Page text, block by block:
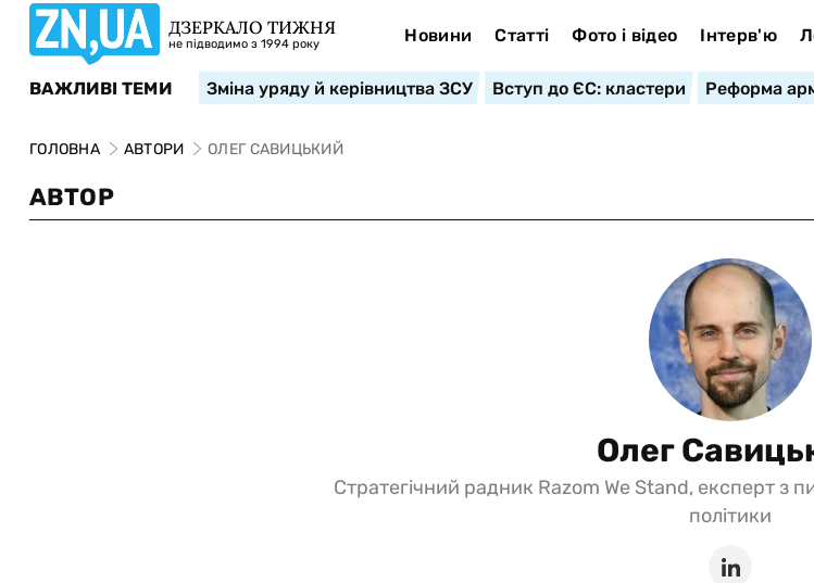
ДЗЕРКАЛО ТИЖНЯ
не підводимо з 1994 року Новини Статті Фото і відео Інтерв'ю
ВАЖЛИВІ ТЕМИ Зміна уряду й керівництва ЗСУ Вступ до ЄС: кластери Реформа
ГОЛОВНА АВТОРИ ОЛЕГ САВИЦЬКИЙ
АВТОР
Олег
Стратегічний радник Razom We Stand, експерт з
політики